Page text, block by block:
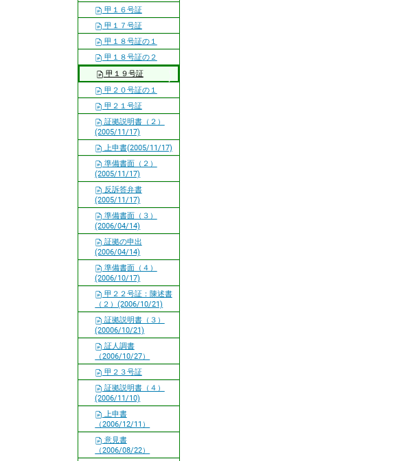
甲１６号証
甲１７号証
甲１８号証の１
甲１８号証の２
甲１９号証
甲２０号証の１
甲２１号証
証拠説明書（２）
(2005/11/17)
上申書(2005/11/17)
準備書面（２）
(2005/11/17)
反訴答弁書
(2005/11/17)
準備書面（３）
(2006/04/14)
証拠の申出
(2006/04/14)
準備書面（４）
(2006/10/17)
甲２２号証：陳述書
（２）(2006/10/21)
証拠説明書（３）
(20006/10/21)
証人調書
（2006/10/27）
甲２３号証
証拠説明書（４）
(2006/11/10)
上申書
（2006/12/11）
意見書
（2006/08/22）